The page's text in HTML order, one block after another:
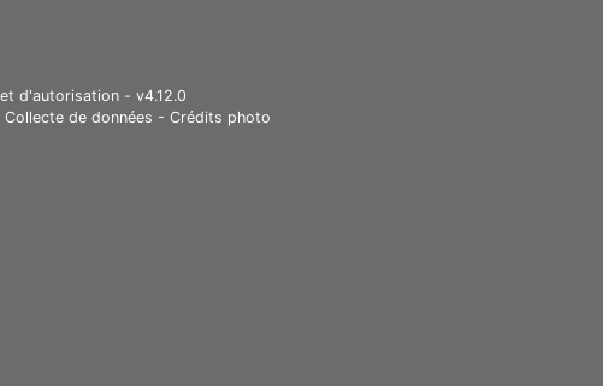
d'autorisation - v4.12.0
Collecte de données - Crédits photo